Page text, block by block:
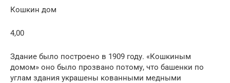
Кошкин дом
4,00
Здание было построено в 1909 году. «Кошкиным
домом» оно было прозвано потому, что башенки по
углам здания украшены кованными медными